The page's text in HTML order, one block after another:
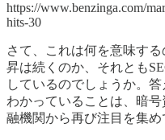
https://www.benzinga.com/
hits-30
さて、これは何を意味す
昇は続くのか、それとも
しているのでしょうか。
わかっていることは、暗
融機関から再び注目を集め